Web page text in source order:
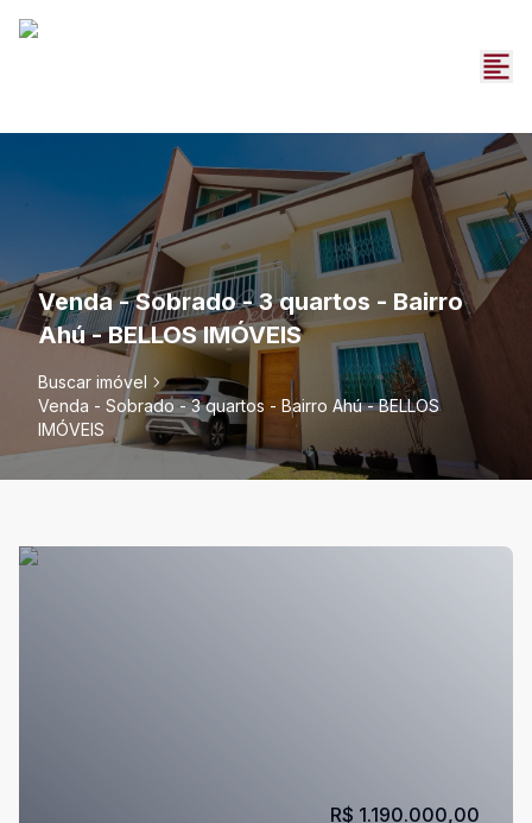
Venda - Sobrado - 3 quartos - Bairro
Ahú - BELLOS IMÓVEIS
Buscar imóvel
Venda - Sobrado - 3 quartos - Bairro Ahú - BELLOS
IMÓVEIS
R$ 1.190.000,00